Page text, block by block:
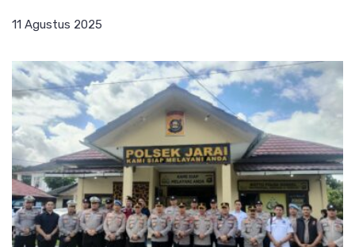
11 Agustus 2025